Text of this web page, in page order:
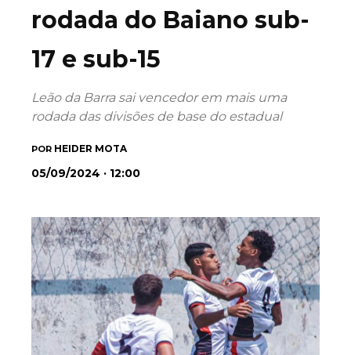
rodada do Baiano sub-
17 e sub-15
Leão da Barra sai vencedor em mais uma
rodada das divisões de base do estadual
POR HEIDER MOTA
05/09/2024 · 12:00